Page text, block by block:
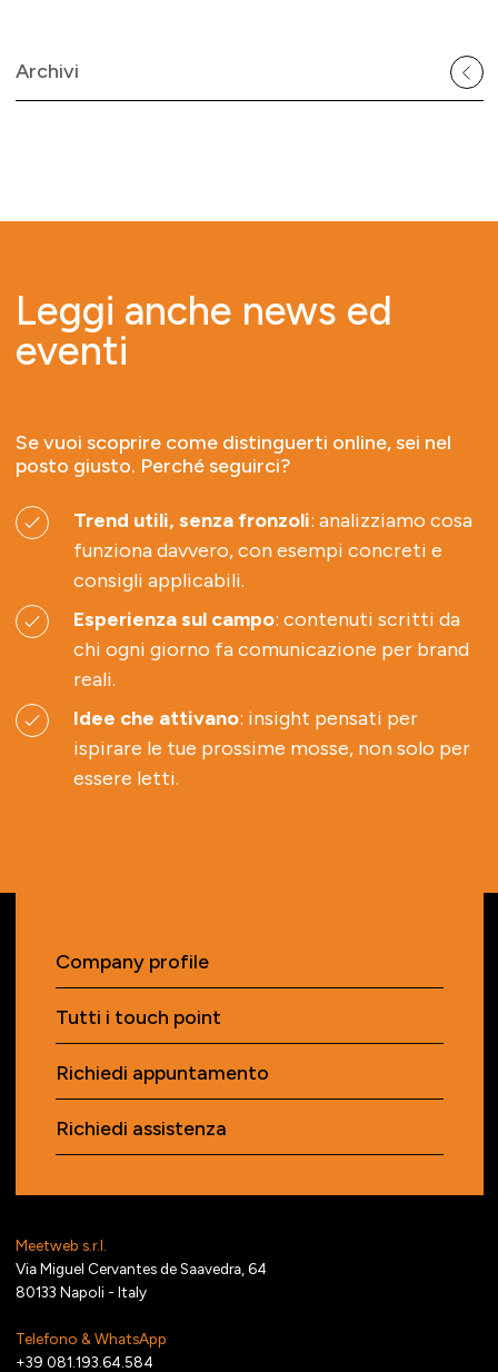
Archivi
Leggi anche news ed
eventi
Se vuoi scoprire come distinguerti online, sei nel
posto giusto. Perché seguirci?
Trend utili, senza fronzoli: analizziamo cosa
funziona davvero, con esempi concreti e
consigli applicabili.
Esperienza sul campo: contenuti scritti da
chi ogni giorno fa comunicazione per brand
reali.
Idee che attivano: insight pensati per
ispirare le tue prossime mosse, non solo per
essere letti.
Meetweb s.r.l.
Via Miguel Cervantes de Saavedra, 64
80133 Napoli - Italy
Telefono & WhatsApp
+39 081.193.64.584
Company profile
Tutti i touch point
Richiedi appuntamento
Richiedi assistenza